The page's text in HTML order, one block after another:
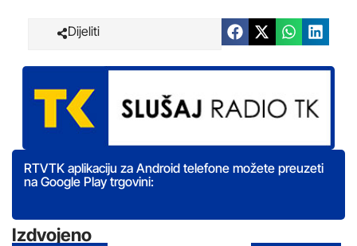
Dijeliti
RTVTK aplikaciju za Android telefone možete preuzeti
na Google Play trgovini:
Izdvojeno